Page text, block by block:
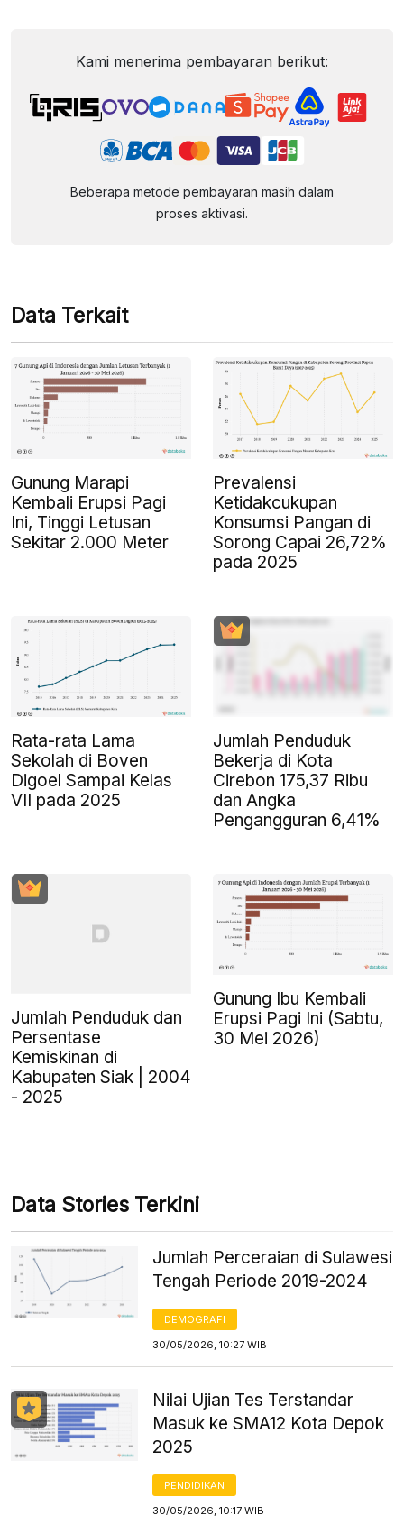
Kami menerima pembayaran berikut:
Beberapa metode pembayaran masih dalam
proses aktivasi.
Data Terkait
Gunung Marapi
Kembali Erupsi Pagi
Ini, Tinggi Letusan
Sekitar 2.000 Meter
Prevalensi
Ketidakcukupan
Konsumsi Pangan di
Sorong Capai 26,72%
pada 2025
Rata-rata Lama
Sekolah di Boven
Digoel Sampai Kelas
VII pada 2025
Jumlah Penduduk
Bekerja di Kota
Cirebon 175,37 Ribu
dan Angka
Pengangguran 6,41%
Jumlah Penduduk dan
Persentase
Kemiskinan di
Kabupaten Siak | 2004
- 2025
Gunung Ibu Kembali
Erupsi Pagi Ini (Sabtu,
30 Mei 2026)
Data Stories Terkini
Jumlah Perceraian di Sulawesi
Tengah Periode 2019-2024
DEMOGRAFI
30/05/2026, 10:27 WIB
Nilai Ujian Tes Terstandar
Masuk ke SMA12 Kota Depok
2025
PENDIDIKAN
30/05/2026, 10:17 WIB